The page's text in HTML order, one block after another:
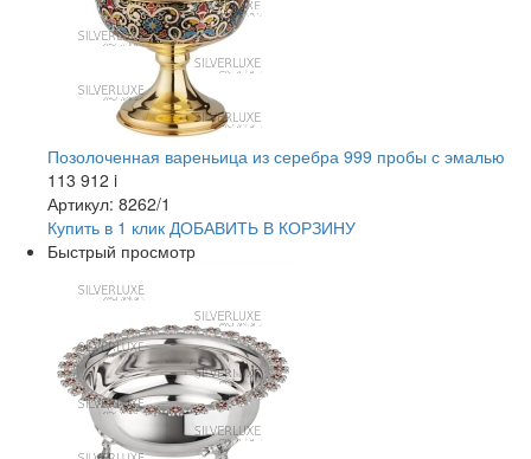
Позолоченная вареньица из серебра 999 пробы с эмалью
113 912 i
Артикул: 8262/1
Купить в 1 клик ДОБАВИТЬ В КОРЗИНУ
Быстрый просмотр